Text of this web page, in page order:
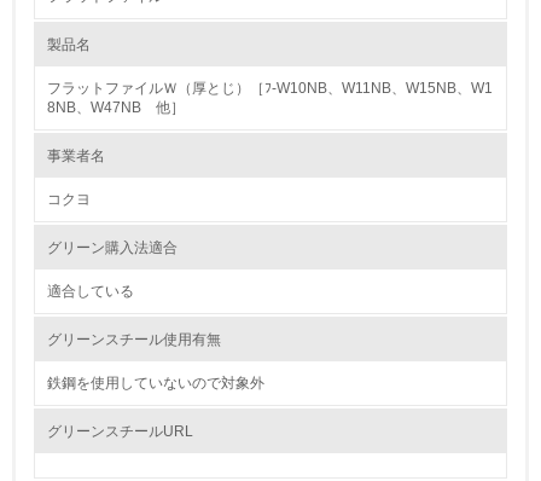
環境方針を持っている
環境対応の責任体制を定めている
環境問題に関する従業員教育を行っている
自社に関係する主要な環境法規制を把握し、順守している
製品名
フラットファイルＷ（厚とじ）［ﾌ-W10NB、W11NB、W15NB、W1
8NB、W47NB 他］
事業者名
コクヨ
グリーン購入法適合
適合している
グリーンスチール使用有無
鉄鋼を使用していないので対象外
グリーンスチールURL